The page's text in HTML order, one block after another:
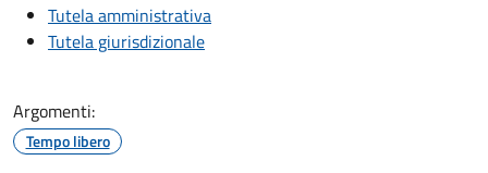
Tutela amministrativa
Tutela giurisdizionale
Argomenti:
Tempo libero